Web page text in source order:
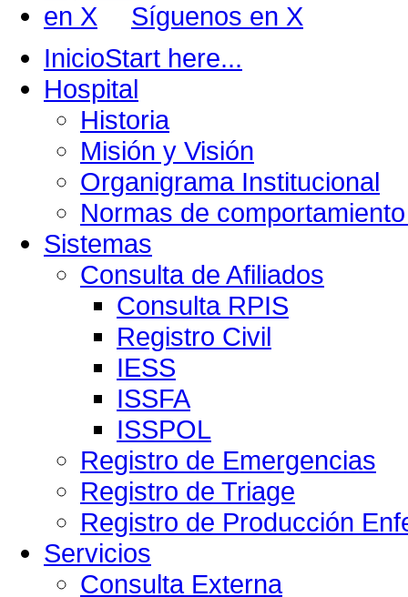
Síguenos en X
InicioStart here...
Hospital
Historia
Misión y Visión
Organigrama Institucional
Normas de
Sistemas
Consulta de Afiliados
Consulta RPIS
Registro Civil
IESS
ISSFA
ISSPOL
Registro de Emergencias
Registro de Triage
Registro de Producción
Servicios
Consulta Externa